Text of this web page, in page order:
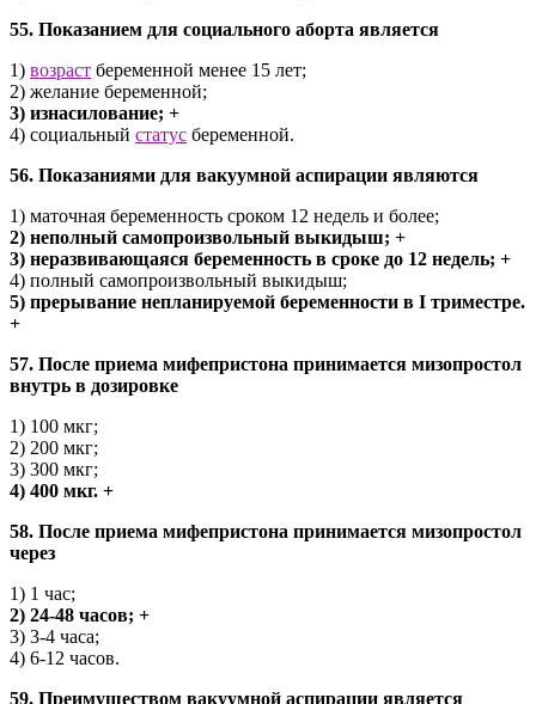
55. Показанием для социального аборта является
1) возраст беременной менее 15 лет;
2) желание беременной;
3) изнасилование; +
4) социальный статус беременной.
56. Показаниями для вакуумной аспирации являются
1) маточная беременность сроком 12 недель и более;
2) неполный самопроизвольный выкидыш; +
3) неразвивающаяся беременность в сроке до 12 недель; +
4) полный самопроизвольный выкидыш;
5) прерывание непланируемой беременности в I триместре.
+
57. После приема мифепристона принимается мизопростол
внутрь в дозировке
1) 100 мкг;
2) 200 мкг;
3) 300 мкг;
4) 400 мкг. +
58. После приема мифепристона принимается мизопростол
через
1) 1 час;
2) 24-48 часов; +
3) 3-4 часа;
4) 6-12 часов.
59. Преимуществом вакуумной аспирации является